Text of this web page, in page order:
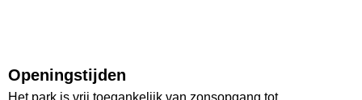
Openingstijden
Het park is vrij toegankelijk van zonsopgang tot